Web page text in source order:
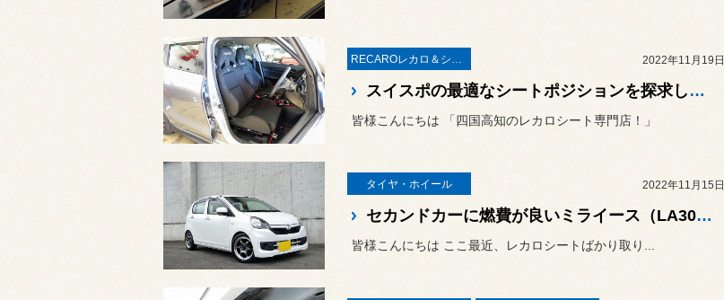
2022年11月19日
スイスポの最適なシートポジションを探求してみました！スズキ スイフトスポーツ（ZC33S）に「RECARO SR-7 GU100H」の取り付け！
皆様こんにちは 「四国高知のレカロシート専門店！」
タイヤ・ホイール 2022年11月15日
セカンドカーに燃費が良いミライース（LA300S）を購入したんですが、怒涛のカスタムでどっちがメインカーか分からなくなっちゃいました！完成編
皆様こんにちは ここ最近、レカロシートばかり取り...